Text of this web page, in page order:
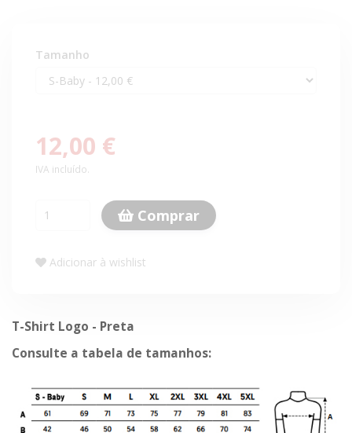
Tamanho
12,00 €
IVA incluído.
Comprar
Adicionar à wishlist
T-Shirt Logo - Preta
Consulte a tabela de tamanhos: